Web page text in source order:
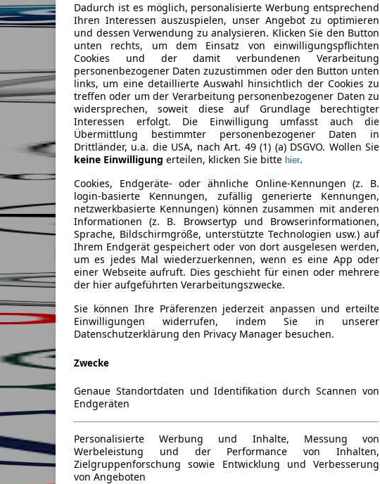
Dadurch ist es möglich, personalisierte Werbung entsprechend
Ihren Interessen auszuspielen, unser Angebot zu optimieren
und dessen Verwendung zu analysieren. Klicken Sie den Button
unten rechts, um dem Einsatz von einwilligungspflichten
Cookies und der damit verbundenen Verarbeitung
personenbezogener Daten zuzustimmen oder den Button unten
links, um eine detaillierte Auswahl hinsichtlich der Cookies zu
treffen oder um der Verarbeitung personenbezogener Daten zu
widersprechen, soweit diese auf Grundlage berechtigter
Interessen erfolgt. Die Einwilligung umfasst auch die
Übermittlung bestimmter personenbezogener Daten in
Drittländer, u.a. die USA, nach Art. 49 (1) (a) DSGVO. Wollen Sie
keine Einwilligung erteilen, klicken Sie bitte hier.
Cookies, Endgeräte- oder ähnliche Online-Kennungen (z. B.
login-basierte Kennungen, zufällig generierte Kennungen,
netzwerkbasierte Kennungen) können zusammen mit anderen
Informationen (z. B. Browsertyp und Browserinformationen,
Sprache, Bildschirmgröße, unterstützte Technologien usw.) auf
Ihrem Endgerät gespeichert oder von dort ausgelesen werden,
um es jedes Mal wiederzuerkennen, wenn es eine App oder
einer Webseite aufruft. Dies geschieht für einen oder mehrere
der hier aufgeführten Verarbeitungszwecke.
Sie können Ihre Präferenzen jederzeit anpassen und erteilte
Einwilligungen widerrufen, indem Sie in unserer
Datenschutzerklärung den Privacy Manager besuchen.
Zwecke
Genaue Standortdaten und Identifikation durch Scannen von
Endgeräten
Personalisierte Werbung und Inhalte, Messung von
Werbeleistung und der Performance von Inhalten,
Zielgruppenforschung sowie Entwicklung und Verbesserung
von Angeboten